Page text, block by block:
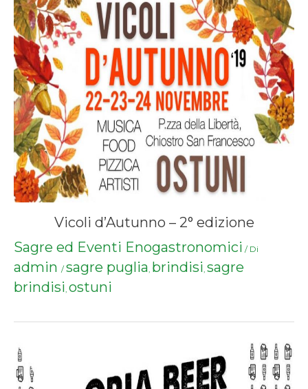
Vicoli d’Autunno – 2° edizione
Sagre ed Eventi Enogastronomici / Di
admin / sagre puglia, brindisi, sagre
brindisi, ostuni